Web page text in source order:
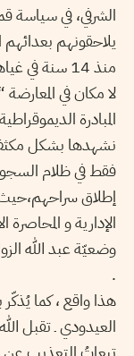
الشرفي، في سياسة
يلاحقونهم بعدائهم
منذ 14 سنة في غياهب سجون الدكتاتورية.
لا مكان في
المبادرة
نشهدها بشكل
فقط في ظلام
إطلاق سراحهم،حيث
الإدارية و المحاصرة
وضعيّة عبد الله
.
هذا واقع ، كما
العيدودي ـ تقبل